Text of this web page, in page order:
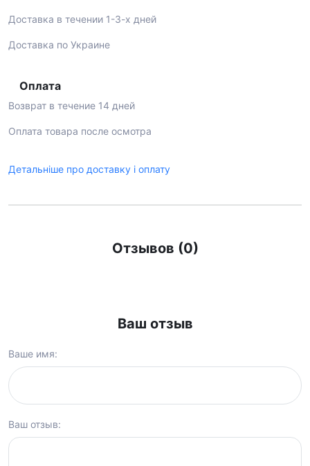
Доставка в течении 1-3-х дней
Доставка по Украине
Оплата
Возврат в течение 14 дней
Оплата товара после осмотра
Детальніше про доставку і оплату
Отзывов (0)
Ваш отзыв
Ваше имя:
Ваш отзыв: